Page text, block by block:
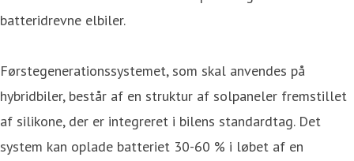
batteridrevne elbiler.
Førstegenerationssystemet, som skal anvendes på
hybridbiler, består af en struktur af solpaneler fremstillet
af silikone, der er integreret i bilens standardtag. Det
system kan oplade batteriet 30-60 % i løbet af en